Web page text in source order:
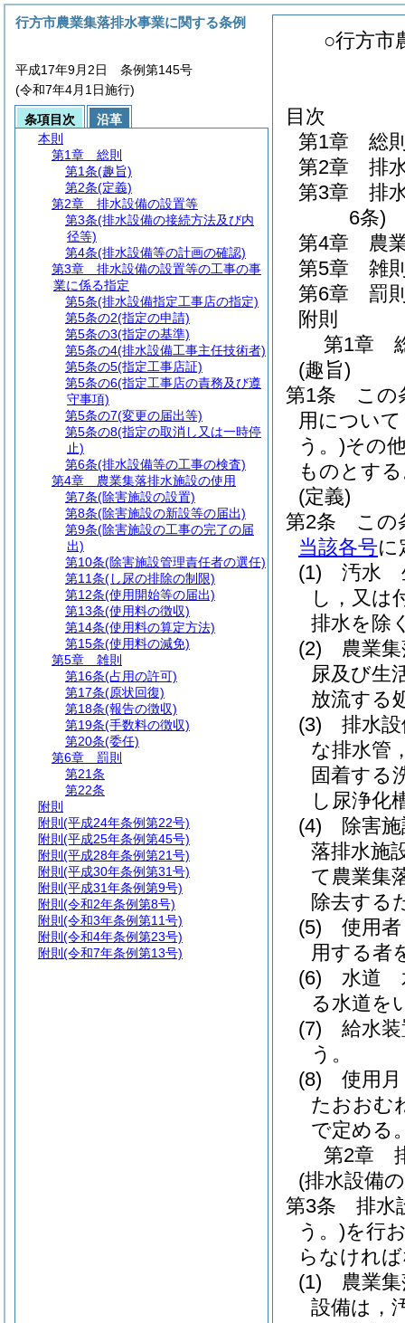
○行方市
目次
第1章
総
第2章
排
第3章
排
6条)
第4章
農
第5章
雑
第6章
罰
附則
第1章
(趣旨)
第1条
この
用につい
う。)その
ものとす
(定義)
第2条
この
当該各号に
(1)
汚水
し，又は
排水を除
(2)
農業
尿及び生
放流する
(3)
排水
な排水管
固着する
し尿浄化
(4)
除害
落排水施
て農業集
除去する
(5)
使用
用する者
(6)
水道
る水道を
(7)
給水
う。
(8)
使用
たおおむ
で定める
第2章
(排水設備
第3条
排水
う。)を行
らなけれ
(1)
農業
設備は，
行方市農業集落排水事業に関する条例
平成17年9月2日 条例第145号
(令和7年4月1日施行)
条項目次
沿革
本則
第1章
総則
第1条(趣旨)
第2条(定義)
第2章
排水設備の設置等
第3条(排水設備の接続方法及び内
径等)
第4条(排水設備等の計画の確認)
第3章
排水設備の設置等の工事の事
業に係る指定
第5条(排水設備指定工事店の指定)
第5条の2(指定の申請)
第5条の3(指定の基準)
第5条の4(排水設備工事主任技術者)
第5条の5(指定工事店証)
第5条の6(指定工事店の責務及び遵
守事項)
第5条の7(変更の届出等)
第5条の8(指定の取消し又は一時停
止)
第6条(排水設備等の工事の検査)
第4章
農業集落排水施設の使用
第7条(除害施設の設置)
第8条(除害施設の新設等の届出)
第9条(除害施設の工事の完了の届
出)
第10条(除害施設管理責任者の選任)
第11条(し尿の排除の制限)
第12条(使用開始等の届出)
第13条(使用料の徴収)
第14条(使用料の算定方法)
第15条(使用料の減免)
第5章
雑則
第16条(占用の許可)
第17条(原状回復)
第18条(報告の徴収)
第19条(手数料の徴収)
第20条(委任)
第6章
罰則
第21条
第22条
附則
附則 (平成24年条例第22号)
附則 (平成25年条例第45号)
附則 (平成28年条例第21号)
附則 (平成30年条例第31号)
附則 (平成31年条例第9号)
附則 (令和2年条例第8号)
附則 (令和3年条例第11号)
附則 (令和4年条例第23号)
附則 (令和7年条例第13号)